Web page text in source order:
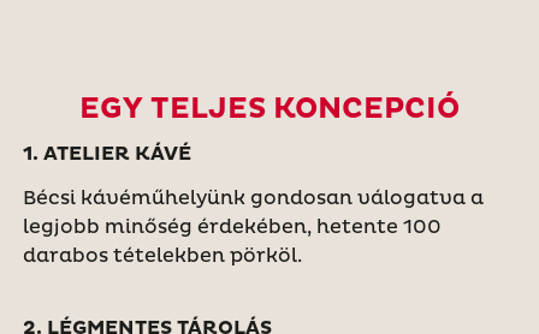
EGY TELJES KONCEPCIÓ
1. ATELIER KÁVÉ
Bécsi kávéműhelyünk gondosan válogatva a
legjobb minőség érdekében, hetente 100
darabos tételekben pörköl.
2. LÉGMENTES TÁROLÁS